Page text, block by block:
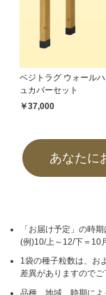
ベジトラグ ウォール
ュカバーセット
￥37,000
あなたに
「お届け予定」の時
(例)10/上～12/下＝10
1袋の種子粒数は、お
差異がありますのでご
品種、地域、時期に